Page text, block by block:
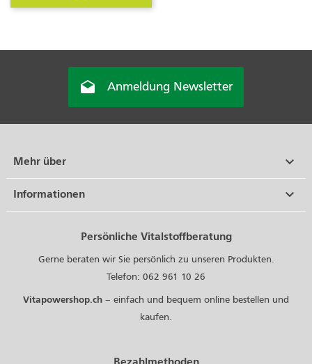
 Anmeldung Newsletter
Mehr über 
Informationen 
Persönliche Vitalstoffberatung
Gerne beraten wir Sie persönlich zu unseren Produkten.
Telefon: 062 961 10 26
Vitapowershop.ch – einfach und bequem online bestellen und
kaufen.